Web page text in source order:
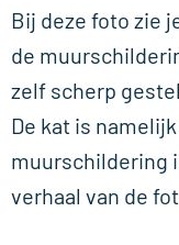
Bij deze foto zie
de
zelf scherp
De kat is
muurschildering
verhaal van de